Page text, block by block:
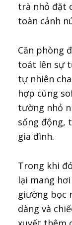
trà nhỏ đặt
toàn cảnh
Căn phòng
toát lên sự
tự nhiên
hợp cùng
tường nhỏ
sống động,
gia đình.
Trong khi
lại mang
giường bọc
dàng và